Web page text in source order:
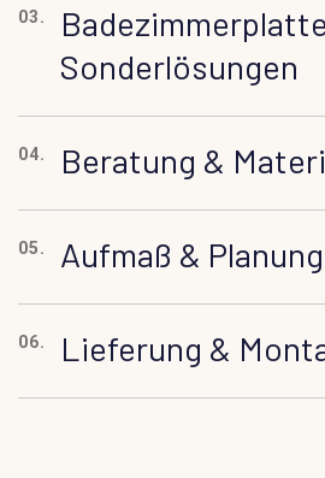
03.
Sonderlösungen
04. Beratung &
05. Aufmaß & Planung
06. Lieferung &